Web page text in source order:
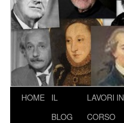
HOME
IL
BLOG
LAVORI IN
CORSO